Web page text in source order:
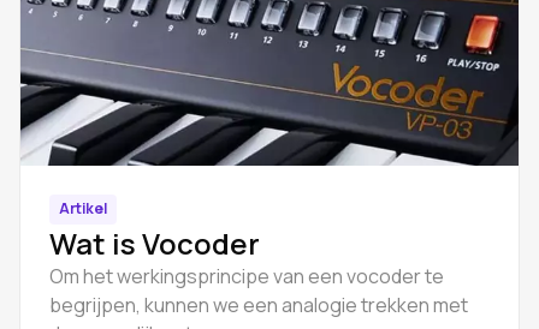
Artikel
Wat is Vocoder
Om het werkingsprincipe van een vocoder te
begrijpen, kunnen we een analogie trekken met